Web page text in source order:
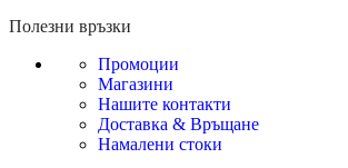
Полезни връзки
Промоции
Магазини
Нашите контакти
Доставка & Връщане
Намалени стоки